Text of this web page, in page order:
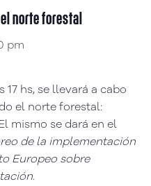
norte forestal
pm
17 hs, se llevará a cabo
el norte forestal:
mismo se dará en el
de la implementación
Europeo sobre